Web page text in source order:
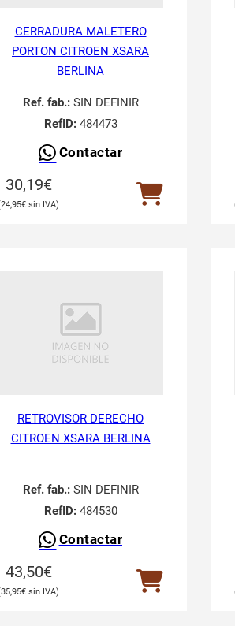
CERRADURA MALETERO
PORTON CITROEN XSARA
BERLINA
Ref. fab.:SIN DEFINIR
RefID:484473
Contactar
30,19€
24,95€
RETROVISOR DERECHO
CITROEN XSARA BERLINA
Ref. fab.:SIN DEFINIR
RefID:484530
Contactar
43,50€
35,95€